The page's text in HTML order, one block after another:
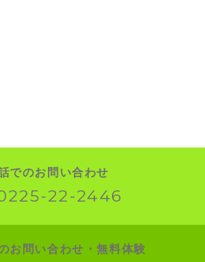
でのお問い合わせ
22-2446
お問い合わせ・無料体験